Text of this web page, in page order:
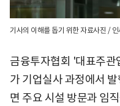
기사의 이해를 돕기 위한 자료사진 / 인
금융투자협회 '대표주
가 기업실사 과정에서
면 주요 시설 방문과 임